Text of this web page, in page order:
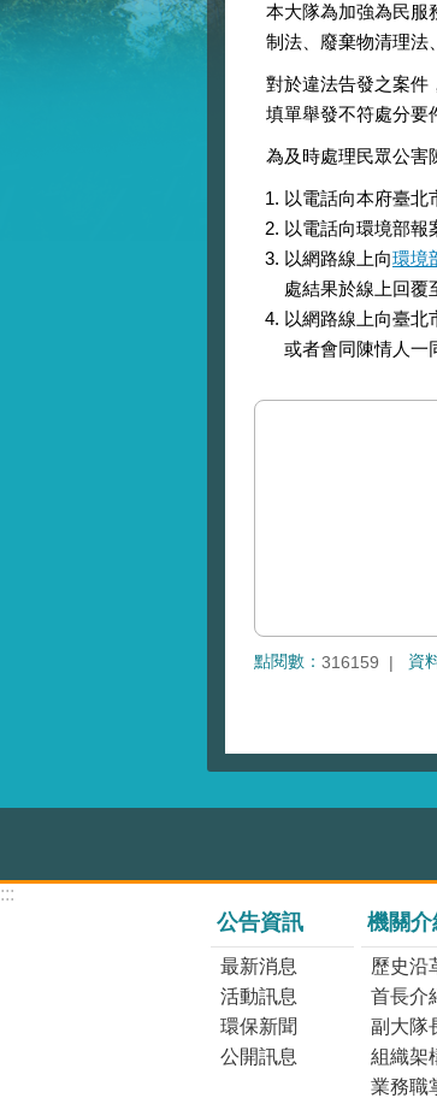
本大隊為加強為民服
制法、廢棄物清理法
對於違法告發之案件
填單舉發不符處分要
為及時處理民眾公害
以電話向本府臺北
以電話向環境部報
以網路線上向環境
處結果於線上回覆
以網路線上向臺北
或者會同陳情人一
點閱數： 316159 資
:::
公告資訊
最新消息
活動訊息
環保新聞
公開訊息
機關介
歷史沿
首長介
副大隊
組織架
業務職